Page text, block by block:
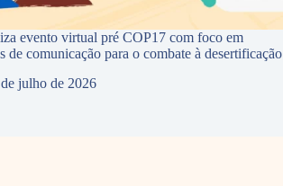
evento virtual pré COP17 com foco em
de comunicação para o combate à desertificação
julho de 2026